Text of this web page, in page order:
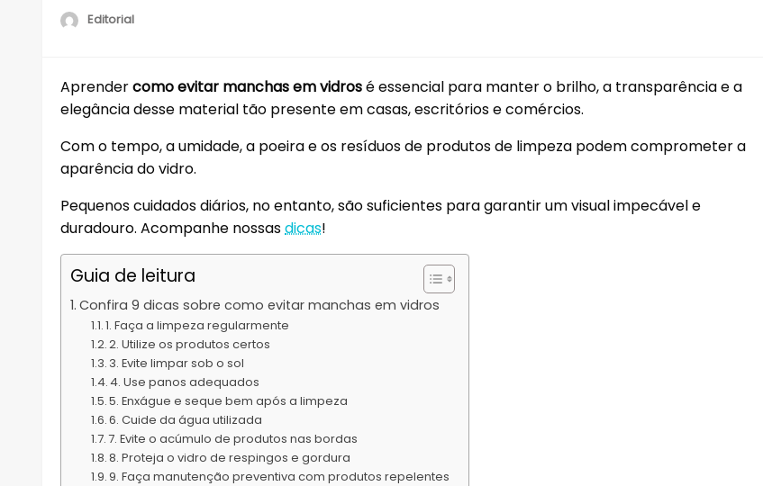
Editorial
Aprendercomo evitar manchas em vidrosé essencial para manter o brilho, a transparência e a
elegância desse material tão presente em casas, escritórios e comércios.
Com o tempo, a umidade, a poeira e os resíduos de produtos de limpeza podem comprometer a
aparência do vidro.
Pequenos cuidados diários, no entanto, são suficientes para garantir um visual impecável e
duradouro. Acompanhe nossasdicas!
Guia de leitura
Confira 9 dicas sobre como evitar manchas em vidros
1. Faça a limpeza regularmente
2. Utilize os produtos certos
3. Evite limpar sob o sol
4. Use panos adequados
5. Enxágue e seque bem após a limpeza
6. Cuide da água utilizada
7. Evite o acúmulo de produtos nas bordas
8. Proteja o vidro de respingos e gordura
9. Faça manutenção preventiva com produtos repelentes